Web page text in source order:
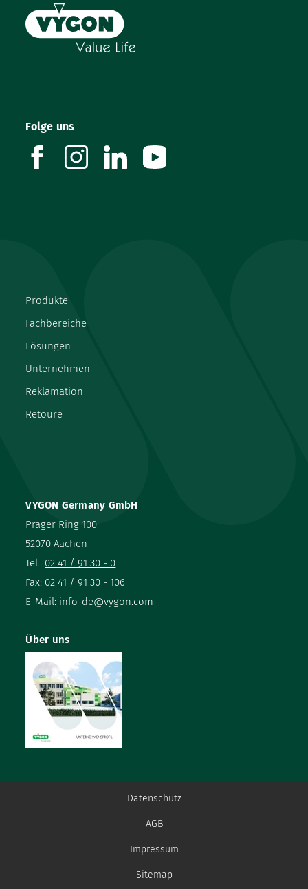
VYGON Germany GmbH
Prager Ring 100
52070 Aachen
Tel.: 02 41 / 91 30 - 0
Fax: 02 41 / 91 30 - 106
E-Mail: info-de@vygon.com
Produkte
Fachbereiche
Lösungen
Unternehmen
Reklamation
Retoure
Über uns
Folge uns
Datenschutz
AGB
Impressum
Sitemap